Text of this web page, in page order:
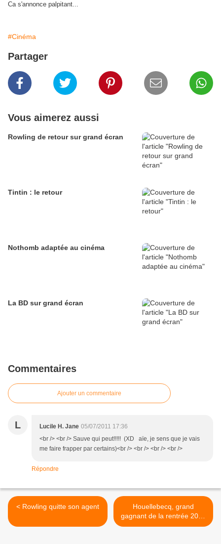
Ca s'annonce palpitant...
#Cinéma
Partager
Vous aimerez aussi
Rowling de retour sur grand écran
Tintin : le retour
Nothomb adaptée au cinéma
La BD sur grand écran
Commentaires
Ajouter un commentaire
L Lucile H. Jane 05/07/2011 17:36
<br /> <br /> Sauve qui peut!!!!! (XD aïe, je sens que je vais
me faire frapper par certains)<br /> <br /> <br /> <br />
Répondre
< Rowling quitte son agent
Houellebecq, grand
gagnant de la rentrée 2010
>